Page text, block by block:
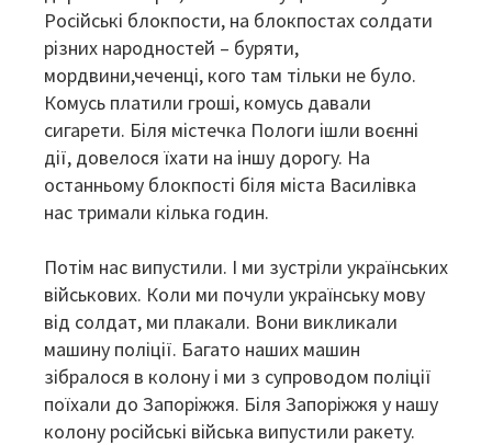
Російські блокпости, на блокпостах солдати
різних народностей – буряти,
мордвини,чеченці, кого там тільки не було.
Комусь платили гроші, комусь давали
сигарети. Біля містечка Пологи ішли воєнні
дії, довелося їхати на іншу дорогу. На
останньому блокпості біля міста Василівка
нас тримали кілька годин.
Потім нас випустили. І ми зустріли українських
військових. Коли ми почули українську мову
від солдат, ми плакали. Вони викликали
машину поліції. Багато наших машин
зібралося в колону і ми з супроводом поліції
поїхали до Запоріжжя. Біля Запоріжжя у нашу
колону російські війська випустили ракету.